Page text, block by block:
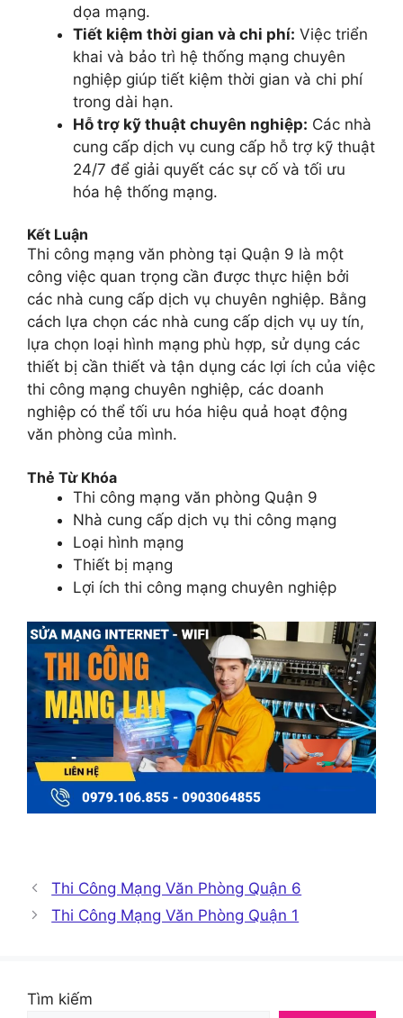
dọa mạng.
Tiết kiệm thời gian và chi phí: Việc triển
khai và bảo trì hệ thống mạng chuyên
nghiệp giúp tiết kiệm thời gian và chi phí
trong dài hạn.
Hỗ trợ kỹ thuật chuyên nghiệp: Các nhà
cung cấp dịch vụ cung cấp hỗ trợ kỹ thuật
24/7 để giải quyết các sự cố và tối ưu
hóa hệ thống mạng.
Kết Luận
Thi công mạng văn phòng tại Quận 9 là một
công việc quan trọng cần được thực hiện bởi
các nhà cung cấp dịch vụ chuyên nghiệp. Bằng
cách lựa chọn các nhà cung cấp dịch vụ uy tín,
lựa chọn loại hình mạng phù hợp, sử dụng các
thiết bị cần thiết và tận dụng các lợi ích của việc
thi công mạng chuyên nghiệp, các doanh
nghiệp có thể tối ưu hóa hiệu quả hoạt động
văn phòng của mình.
Thẻ Từ Khóa
Thi công mạng văn phòng Quận 9
Nhà cung cấp dịch vụ thi công mạng
Loại hình mạng
Thiết bị mạng
Lợi ích thi công mạng chuyên nghiệp
Thi Công Mạng Văn Phòng Quận 6
Thi Công Mạng Văn Phòng Quận 1
Tìm kiếm